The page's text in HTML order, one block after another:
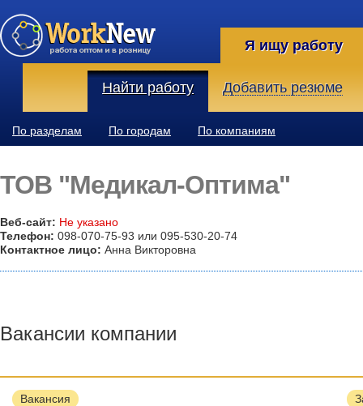
Я ищу работу
Найти работу Добавить резюме
По разделам По городам По компаниям
ТОВ "Медикал-Оптима"
Веб-сайт: Не указано
Телефон: 098-070-75-93 или 095-530-20-74
Контактное лицо: Анна Викторовна
Вакансии компании
Вакансия